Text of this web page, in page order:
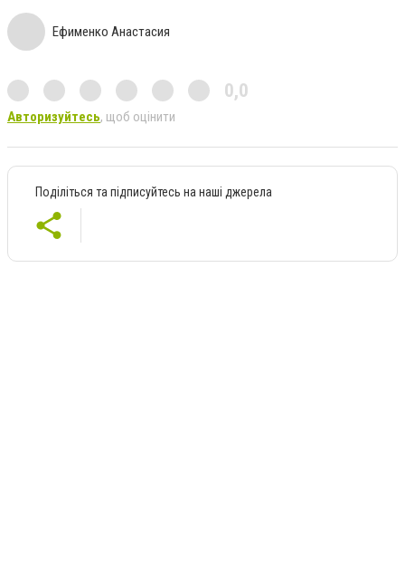
Ефименко Анастасия
0,0
Авторизуйтесь, щоб оцінити
Поділіться та підписуйтесь на наші джерела